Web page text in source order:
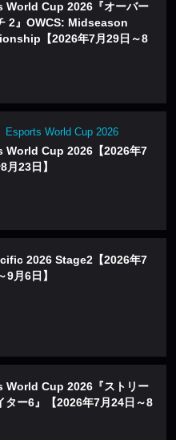
World Cup 2026『オーバー
2』OWCS: Midseason
【2026年7月29日～8
Esports World Cup 2026
World Cup 2026【2026年7
月23日】
2026 Stage2【2026年7
9月6日】
World Cup 2026『ストリー
ター6』【2026年7月24日～8